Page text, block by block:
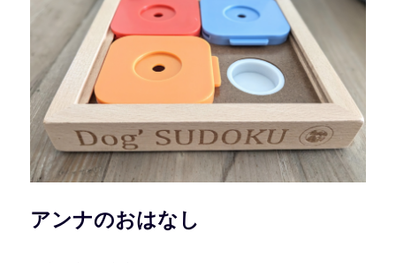
アンナのおはなし